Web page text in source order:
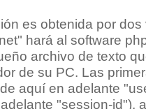
es obtenida por
hará al software
archivo de texto
de su PC. Las
aquí en adelante
"session-id"),